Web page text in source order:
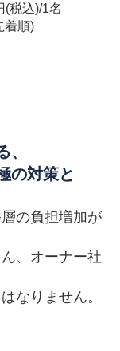
(税込)/1名
着順)
、
の対策と
の負担増加が
、オーナー社
なりません。